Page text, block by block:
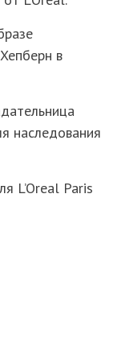
в
наследования
L’Oreal Paris